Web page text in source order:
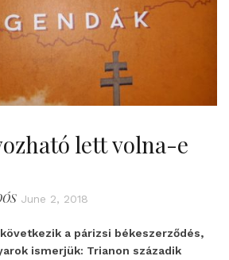
lett volna-e
June 2, 2018
a párizsi békeszerződés,
ismerjük: Trianon századik